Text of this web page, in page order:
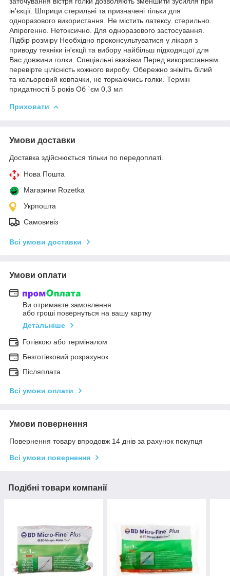
ін'єкції. Шприци стерильні та призначені тільки для
одноразового використання. Не містить латексу. стерильно.
Апірогенно. Нетоксично. Для одноразового застосування.
Підбір розміру Необхідно проконсультуватися у лікаря з
приводу техніки ін'єкції та вибору найбільш підходящої для
Вас довжини голки. Спеціальні вказівки Перед використанням
перевірте цілісність кожного виробу. Обережно зніміть білий
та кольоровий ковпачки, не торкаючись голки. Термін
придатності 5 років Об `єм 0,3 мл
Приховати
Умови доставки
Доставка здійснюється тільки по передоплаті.
Нова Пошта
Магазини Rozetka
Укрпошта
Самовивіз
Всі умови доставки
Умови оплати
Ви отримаєте замовлення
або гроші повернуться на вашу картку
Детальніше
Готівкою або терміналом
Безготівковий розрахунок
Післяплата
Всі умови оплати
Умови повернення
Повернення товару впродовж 14 днів за рахунок покупця
Всі умови повернення
Подібні товари компанії